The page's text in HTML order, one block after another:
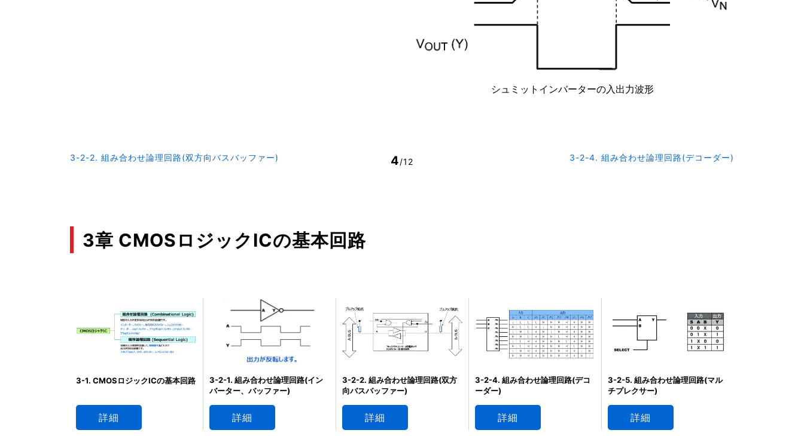
シュミットインバーターの入出力波形
3-2-2. 組み合わせ論理回路(双方向バスバッファー) 4/12 3-2-4. 組み合わせ論理回路(デコーダー)
3章 CMOSロジックICの基本回路
3-1. CMOSロジックICの基本回路
詳細
3-2-1. 組み合わせ論理回路(イン
バーター、バッファー)
詳細
3-2-2. 組み合わせ論理回路(双方
向バスバッファー)
詳細
3-2-4. 組み合わせ論理回路(デコ
ーダー)
詳細
3-2-5. 組み合わせ論理回路(マル
チプレクサー)
詳細